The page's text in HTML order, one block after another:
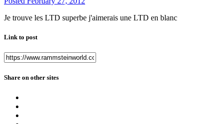
Je trouve les LTD superbe j'aimerais une LTD en blanc
Link to post
Share on other sites